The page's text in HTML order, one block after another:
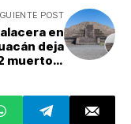
POST
en
deja
muertos;
en EU